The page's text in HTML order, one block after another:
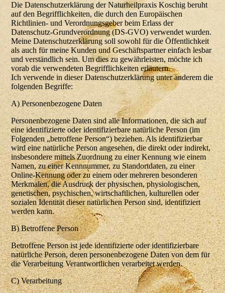
Die Datenschutzerklärung der Naturheilpraxis Koschig beruht
auf den Begrifflichkeiten, die durch den Europäischen
Richtlinien- und Verordnungsgeber beim Erlass der
Datenschutz-Grundverordnung (DS-GVO) verwendet wurden.
Meine Datenschutzerklärung soll sowohl für die Öffentlichkeit
als auch für meine Kunden und Geschäftspartner einfach lesbar
und verständlich sein. Um dies zu gewährleisten, möchte ich
vorab die verwendeten Begrifflichkeiten erläutern.
Ich verwende in dieser Datenschutzerklärung unter anderem die
folgenden Begriffe:
A) Personenbezogene Daten
Personenbezogene Daten sind alle Informationen, die sich auf
eine identifizierte oder identifizierbare natürliche Person (im
Folgenden „betroffene Person“) beziehen. Als identifizierbar
wird eine natürliche Person angesehen, die direkt oder indirekt,
insbesondere mittels Zuordnung zu einer Kennung wie einem
Namen, zu einer Kennnummer, zu Standortdaten, zu einer
Online-Kennung oder zu einem oder mehreren besonderen
Merkmalen, die Ausdruck der physischen, physiologischen,
genetischen, psychischen, wirtschaftlichen, kulturellen oder
sozialen Identität dieser natürlichen Person sind, identifiziert
werden kann.
B) Betroffene Person
Betroffene Person ist jede identifizierte oder identifizierbare
natürliche Person, deren personenbezogene Daten von dem für
die Verarbeitung Verantwortlichen verarbeitet werden.
C) Verarbeitung